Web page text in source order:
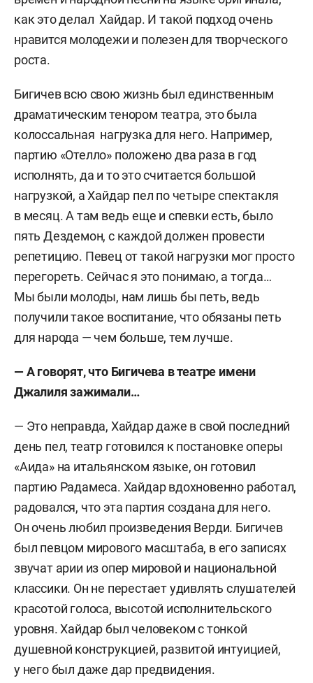
как это делал Хайдар. И такой подход очень
нравится молодежи и полезен для творческого
роста.
Бигичев всю свою жизнь был единственным
драматическим тенором театра, это была
колоссальная нагрузка для него. Например,
партию «Отелло» положено два раза в год
исполнять, да и то это считается большой
нагрузкой, а Хайдар пел по четыре спектакля
в месяц. А там ведь еще и спевки есть, было
пять Дездемон, с каждой должен провести
репетицию. Певец от такой нагрузки мог просто
перегореть. Сейчас я это понимаю, а тогда…
Мы были молоды, нам лишь бы петь, ведь
получили такое воспитание, что обязаны петь
для народа — чем больше, тем лучше.
— А говорят, что Бигичева в театре имени
Джалиля зажимали…
— Это неправда, Хайдар даже в свой последний
день пел, театр готовился к постановке оперы
«Аида» на итальянском языке, он готовил
партию Радамеса. Хайдар вдохновенно работал,
радовался, что эта партия создана для него.
Он очень любил произведения Верди. Бигичев
был певцом мирового масштаба, в его записях
звучат арии из опер мировой и национальной
классики. Он не перестает удивлять слушателей
красотой голоса, высотой исполнительского
уровня. Хайдар был человеком с тонкой
душевной конструкцией, развитой интуицией,
у него был даже дар предвидения.